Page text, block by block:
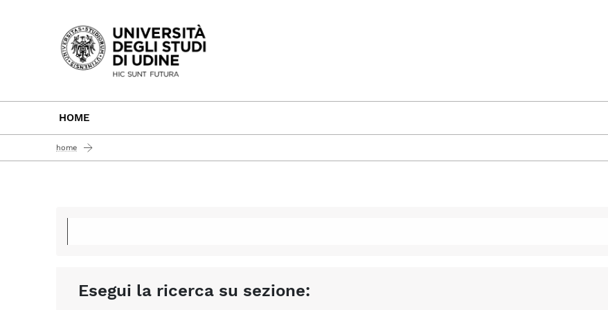
Passa al contenuto principale
HOME
home
Esegui la ricerca su sezione: